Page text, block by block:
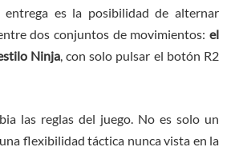
entrega es la posibilidad de alternar
dos conjuntos de movimientos: el
Ninja, con solo pulsar el botón R2
las reglas del juego. No es solo un
flexibilidad táctica nunca vista en la